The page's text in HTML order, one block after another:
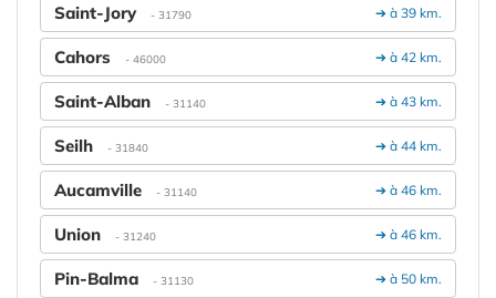
➔ à 39 km.
Saint-Jory - 31790
➔ à 42 km.
Cahors - 46000
➔ à 43 km.
Saint-Alban - 31140
➔ à 44 km.
Seilh - 31840
➔ à 46 km.
Aucamville - 31140
➔ à 46 km.
Union - 31240
➔ à 50 km.
Pin-Balma - 31130